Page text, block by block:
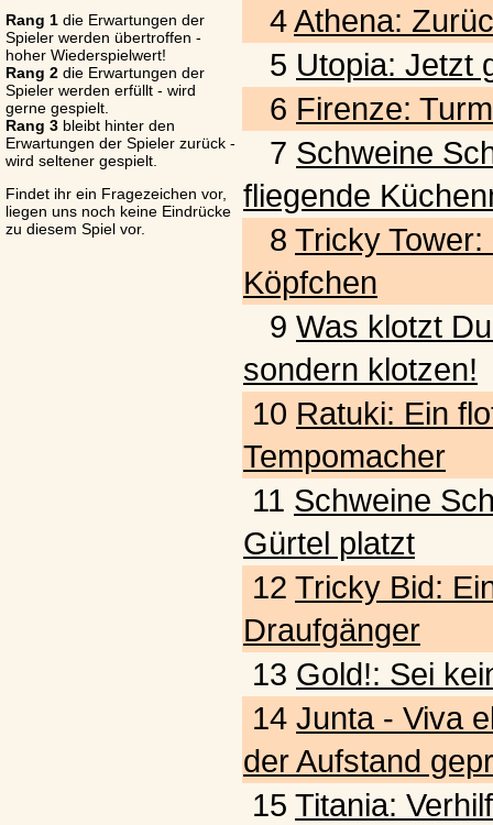
Rang 1 die Erwartungen der
Spieler werden übertroffen -
hoher Wiederspielwert!
Rang 2 die Erwartungen der
Spieler werden erfüllt - wird
gerne gespielt.
Rang 3 bleibt hinter den
Erwartungen der Spieler zurück -
wird seltener gespielt.
Findet ihr ein Fragezeichen vor,
liegen uns noch keine Eindrücke
zu diesem Spiel vor.
4Athena:
5 Utopia: Jetzt
6 Firenze:
7 Schweine
fliegende
8 Tricky
Köpfchen
9 Was klotzt
sondern klotzen!
10 Ratuki: Ein
Tempomacher
11 Schweine
Gürtel platzt
12 Tricky Bid:
Draufgänger
13 Gold!: Sei
14 Junta - Viva
der Aufstand
15 Titania: